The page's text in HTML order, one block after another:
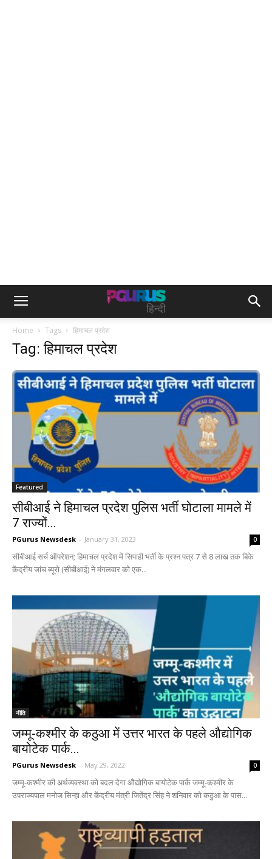
Home Tags हिमाचल प्रदेश
Tag: हिमाचल प्रदेश
Featured
सीबीआई ने हिमाचल प्रदेश पुलिस भर्ती घोटाला मामले में
7 राज्यों...
PGurus Newsdesk - January 31, 2023 0
सीबीआई सर्च ऑपरेशन; हिमाचल प्रदेश में सिपाही भर्ती के प्रश्न पत्र 7 से 8 लाख तक बिके
केंद्रीय जांच ब्यूरो (सीबीआई) ने मंगलवार को एक...
नीति
जम्मू-कश्मीर के कठुआ में उत्तर भारत के पहले औद्योगिक
बायोटेक पार्क...
PGurus Newsdesk - May 29, 2022 0
जम्मू-कश्मीर की अर्थव्यवस्था को बदल देगा औद्योगिक बायोटेक पार्क जम्मू-कश्मीर के
उपराज्यपाल मनोज सिन्हा और केंद्रीय मंत्री जितेंद्र सिंह ने शनिवार को कठुआ के पास...